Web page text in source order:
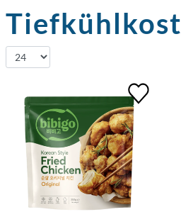
Tiefkühlkost